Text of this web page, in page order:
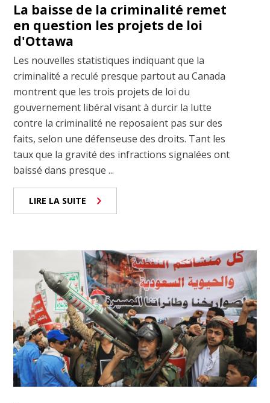
La baisse de la criminalité remet
en question les projets de loi
d'Ottawa
Les nouvelles statistiques indiquant que la
criminalité a reculé presque partout au Canada
montrent que les trois projets de loi du
gouvernement libéral visant à durcir la lutte
contre la criminalité ne reposaient pas sur des
faits, selon une défenseuse des droits. Tant les
taux que la gravité des infractions signalées ont
baissé dans presque ...
LIRE LA SUITE